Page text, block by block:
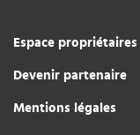
Espace propriétaires
Devenir partenaire
Mentions légales